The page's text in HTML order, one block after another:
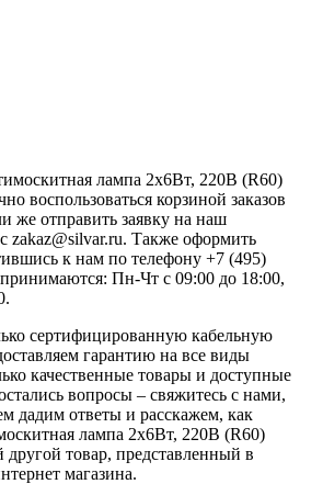
лампа 2х6Вт, 220В (R60)
воспользоваться корзиной заказов
же отправить заявку на наш
zakaz@silvar.ru. Также оформить
к нам по телефону +7 (495)
Пн-Чт с 09:00 до 18:00,
сертифицированную кабельную
гарантию на все виды
качественные товары и доступные
вопросы – свяжитесь с нами,
дадим ответы и расскажем, как
лампа 2х6Вт, 220В (R60)
товар, представленный в
магазина.